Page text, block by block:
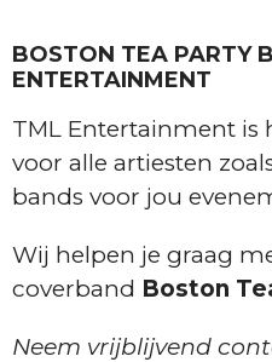
BOSTON TEA PARTY
ENTERTAINMENT
TML Entertainment is
voor alle artiesten
bands voor jou
Wij helpen je graag
coverband Boston
Neem vrijblijvend